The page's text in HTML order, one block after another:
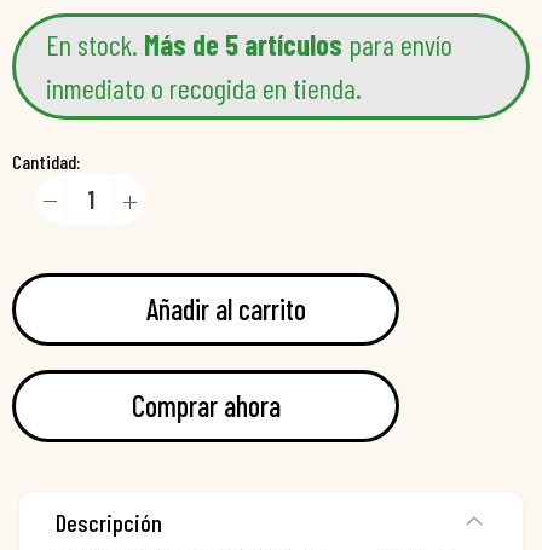
En stock. Más de 5 artículos para envío
inmediato o recogida en tienda.
Cantidad:
Añadir al carrito
Comprar ahora
Descripción